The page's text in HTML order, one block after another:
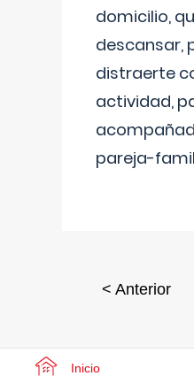
domicilio,
descansar,
distraerte
actividad,
pareja-
< Anterior
Inicio